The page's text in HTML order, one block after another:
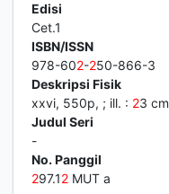
Edisi
Cet.1
ISBN/ISSN
978-602-250-866-3
Deskripsi Fisik
xxvi, 550p, ; ill. : 23 cm
Judul Seri
-
No. Panggil
297.12 MUT a